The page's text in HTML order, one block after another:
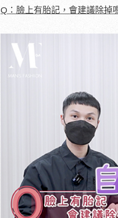
Q：臉上有胎記，會建議除掉